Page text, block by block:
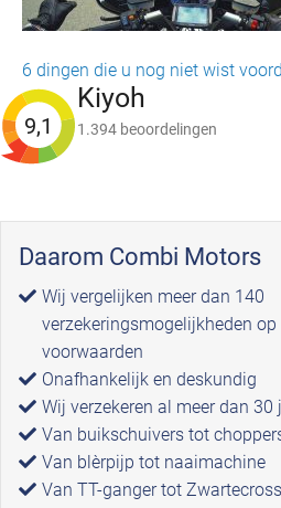
6 dingen die u nog niet wist
9,1
Kiyoh
1.394 beoordelingen
Daarom Combi Motors
Wij vergelijken meer dan 140
verzekeringsmogelijkheden op
voorwaarden
Onafhankelijk en deskundig
Wij verzekeren al meer dan
Van buikschuivers tot
Van blèrpijp tot naaimachine
Van TT-ganger tot